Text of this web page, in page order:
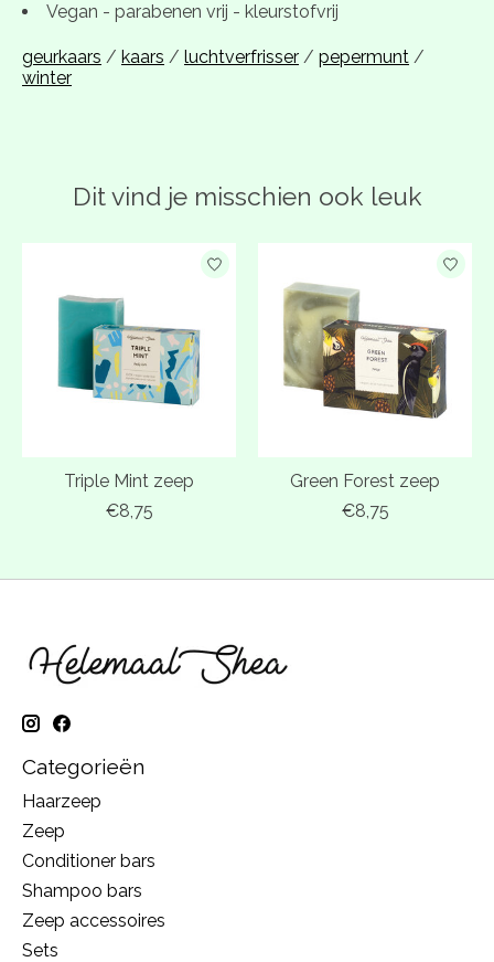
Vegan - parabenen vrij - kleurstofvrij
geurkaars / kaars / luchtverfrisser / pepermunt /
winter
Dit vind je misschien ook leuk
Items van productcarrousel
Triple Mint zeep
€8,75
Green Forest zeep
€8,75
Categorieën
Haarzeep
Zeep
Conditioner bars
Shampoo bars
Zeep accessoires
Sets